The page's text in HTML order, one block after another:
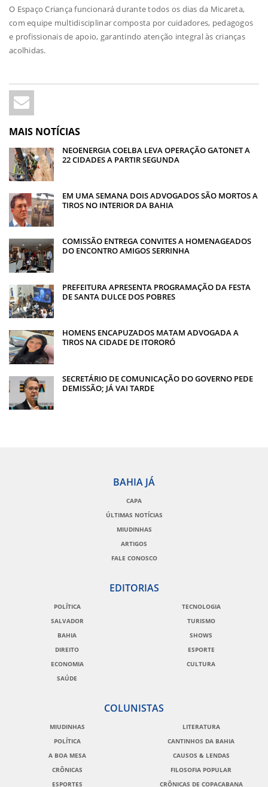
O Espaço Criança funcionará durante todos os dias da Micareta,
com equipe multidisciplinar composta por cuidadores, pedagogos
e profissionais de apoio, garantindo atenção integral às crianças
acolhidas.
MAIS NOTÍCIAS
NEOENERGIA COELBA LEVA OPERAÇÃO GATONET A
22 CIDADES A PARTIR SEGUNDA
EM UMA SEMANA DOIS ADVOGADOS SÃO MORTOS A
TIROS NO INTERIOR DA BAHIA
COMISSÃO ENTREGA CONVITES A HOMENAGEADOS
DO ENCONTRO AMIGOS SERRINHA
PREFEITURA APRESENTA PROGRAMAÇÃO DA FESTA
DE SANTA DULCE DOS POBRES
HOMENS ENCAPUZADOS MATAM ADVOGADA A
TIROS NA CIDADE DE ITORORÓ
SECRETÁRIO DE COMUNICAÇÃO DO GOVERNO PEDE
DEMISSÃO; JÁ VAI TARDE
BAHIA JÁ
CAPA
ÚLTIMAS NOTÍCIAS
MIUDINHAS
ARTIGOS
FALE CONOSCO
EDITORIAS
POLÍTICA
SALVADOR
BAHIA
DIREITO
ECONOMIA
SAÚDE
TECNOLOGIA
TURISMO
SHOWS
ESPORTE
CULTURA
COLUNISTAS
MIUDINHAS
POLÍTICA
A BOA MESA
CRÔNICAS
ESPORTES
LITERATURA
CANTINHOS DA BAHIA
CAUSOS & LENDAS
FILOSOFIA POPULAR
CRÔNICAS DE COPACABANA